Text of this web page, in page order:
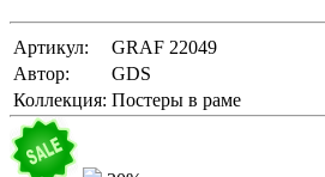
Артикул:
GRAF 22049
Автор:
GDS
Коллекция: Постеры в раме